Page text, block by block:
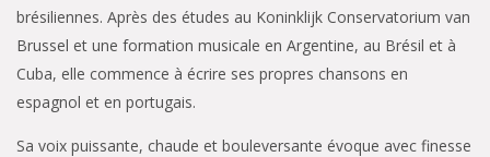
brésiliennes. Après des études au Koninklijk Conservatorium van
Brussel et une formation musicale en Argentine, au Brésil et à
Cuba, elle commence à écrire ses propres chansons en
espagnol et en portugais.
Sa voix puissante, chaude et bouleversante évoque avec finesse